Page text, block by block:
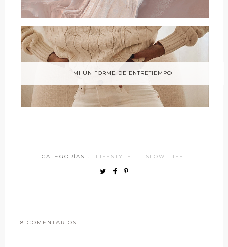
MI UNIFORME DE ENTRETIEMPO
CATEGORÍAS · LIFESTYLE · SLOW-LIFE
8 COMENTARIOS